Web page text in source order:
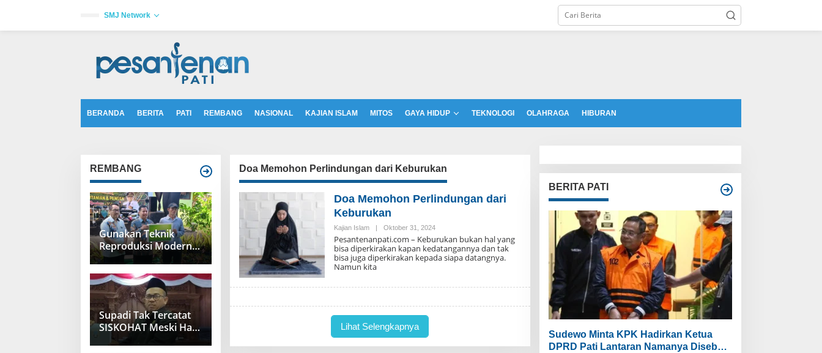
a
SMJ Network
BERANDA BERITA PATI REMBANG NASIONAL KAJIAN ISLAM MITOS GAYA HIDUP TEKNOLOGI OLAHRAGA HIBURAN
REMBANG
Gunakan Teknik
Reproduksi Modern,
Populasi Peternakan
Sapi di Rembang
Capai 100 Ribu Ekor
Supadi Tak Tercatat
SISKOHAT Meski Haji
Berkali-Kali
Doa Memohon Perlindungan dari Keburukan
Doa Memohon Perlindungan dari
Keburukan
Kajian Islam | Oktober 31, 2024O
E
H
R
A
T
Pesantenanpati.com – Keburukan bukan hal yang
bisa diperkirakan kapan kedatangannya dan tak
bisa juga diperkirakan kepada siapa datangnya.
Namun kita
Lihat Selengkapnya
BERITA PATI
Sudewo Minta KPK Hadirkan Ketua
DPRD Pati Lantaran Namanya Disebut